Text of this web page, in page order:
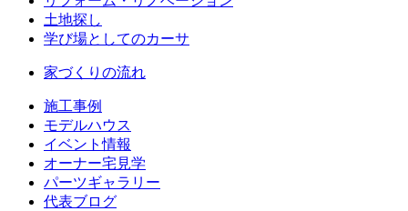
土地探し
学び場としてのカーサ
家づくりの流れ
施工事例
モデルハウス
イベント情報
オーナー宅見学
パーツギャラリー
代表ブログ